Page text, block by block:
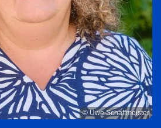
© Uwe Schaffmeister